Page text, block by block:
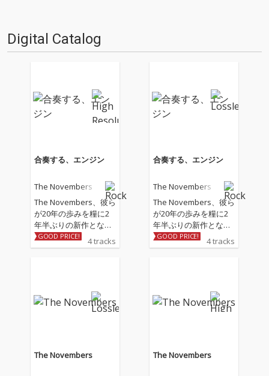
Digital Catalog
合奏する、エンジン
The Novembers
The Novembers、彼ら
が20年の歩みを糧に2
年半ぶりの新作となる
EP『合奏する、エンジ
ン』をデジタルリリー
る、エンジン」〉と同
じタイトルを冠したEP
Hold me Hold me-」の
全4曲入り。「HERO」
GOOD PRICE! 4 tracks
合奏する、エンジン
The Novembers
The Novembers、彼ら
が20年の歩みを糧に2
年半ぶりの新作となる
EP『合奏する、エンジ
ン』をデジタルリリー
る、エンジン」〉と同
じタイトルを冠したEP
Hold me Hold me-」の
全4曲入り。「HERO」
GOOD PRICE! 4 tracks
The Novembers The Novembers